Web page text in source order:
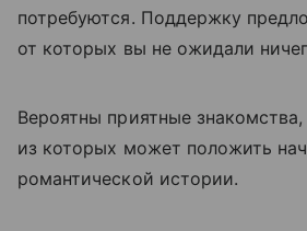
потребуются. Поддержку
от которых вы не ожидали
Вероятны приятные
из которых может положить
романтической истории.